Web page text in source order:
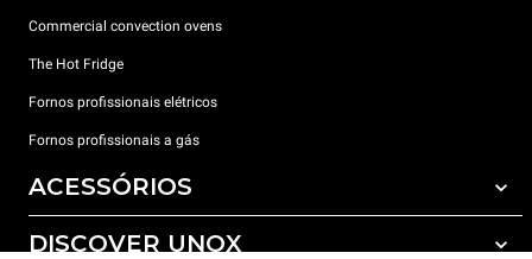
Commercial convection ovens
The Hot Fridge
Fornos profissionais elétricos
Fornos profissionais a gás
ACESSÓRIOS
Todos os acessórios
DISCOVER UNOX